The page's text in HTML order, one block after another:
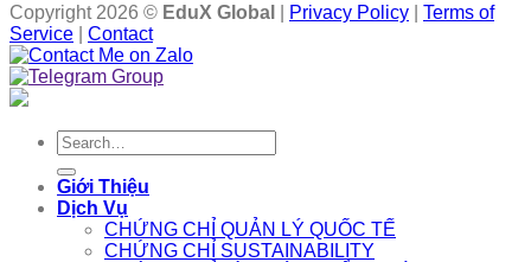
Copyright 2026 © EduX Global Privacy Policy
Terms of
Service
Contact
Search
for:
Giới Thiệu
Dịch Vụ
CHỨNG CHỈ QUẢN LÝ QUỐC TẾ
CHỨNG CHỈ SUSTAINABILITY